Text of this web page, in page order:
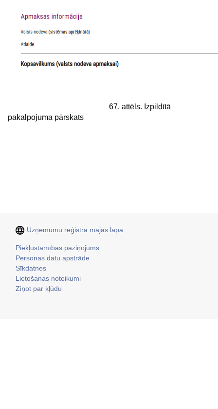
67. attēls. Izpildītā
pakalpojuma pārskats
Uzņēmumu reģistra mājas lapa
Kājene
Piekļūstamības paziņojums
Personas datu apstrāde
Sīkdatnes
Lietošanas noteikumi
Ziņot par kļūdu